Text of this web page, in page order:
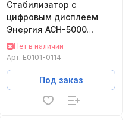
Cтабилизатор с
цифровым дисплеем
Энергия АСН-5000
Е0101-0114
Нет в наличии
Арт. Е0101-0114
Под заказ